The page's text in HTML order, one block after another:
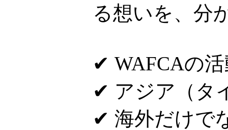
る想いを、分
✔ WAFCAの
✔ アジア（タ
✔ 海外だけで